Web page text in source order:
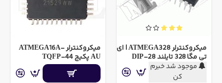
میکروکنترلر ATMEGA328 | ای
تی مگا 328 تایلند DIP-28
موجود شد خبرم
کن
میکروکنترلر ATMEGA16A-
AU پکیج TQFP-44